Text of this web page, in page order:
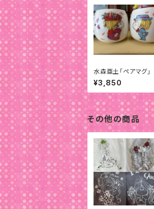
水森亜土「ペアマグ」
¥3,850
その他の商品